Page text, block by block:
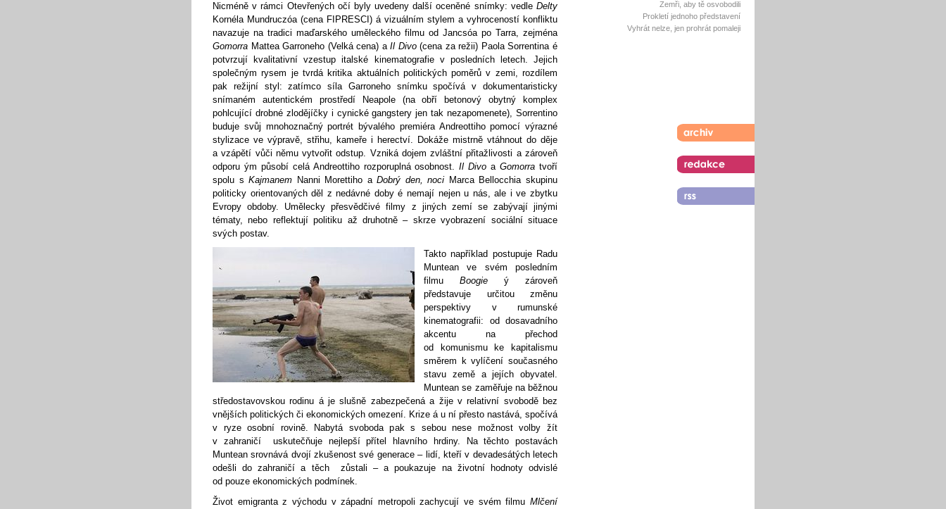
Nicméně v rámci Otevřených očí byly uvedeny další oceněné snímky: vedle Delty
Kornéla Mundruczóa (cena FIPRESCI) á vizuálním stylem a vyhroceností konfliktu
navazuje na tradici maďarského uměleckého filmu od Jancsóa po Tarra, zejména
Gomorra Mattea Garroneho (Velká cena) aIl Divo(cena za režii) Paola Sorrentina é
potvrzují kvalitativní vzestup italské kinematografie v posledních letech. Jejich
společným rysem je tvrdá kritika aktuálních politických poměrů v zemi, rozdílem
pak režijní styl: zatímco síla Garroneho snímku spočívá v dokumentaristicky
snímaném autentickém prostředí Neapole (na obří betonový obytný komplex
pohlcující drobné zlodějíčky i cynické gangstery jen tak nezapomenete), Sorrentino
buduje svůj mnohoznačný portrét bývalého premiéra Andreottiho pomocí výrazné
stylizace ve výpravě, střihu, kameře i herectví. Dokáže mistrně vtáhnout do děje
a vzápětí vůči němu vytvořit odstup. Vzniká dojem zvláštní přitažlivosti a zároveň
odporu ým působí celá Andreottiho rozporuplná osobnost.Il Divo aGomorra tvoří
spolu sKajmanem Nanni Morettiho aDobrý den, noci Marca Bellocchia skupinu
politicky orientovaných děl z nedávné doby é nemají nejen u nás, ale i ve zbytku
Evropy obdoby. Umělecky přesvědčivé filmy z jiných zemí se zabývají jinými
tématy, nebo reflektují politiku až druhotně – skrze vyobrazení sociální situace
svých postav.
Takto například postupuje Radu
Muntean ve svém posledním
filmu Boogie ý zároveň
představuje určitou změnu
perspektivy v rumunské
kinematografii: od dosavadního
akcentu na přechod
od komunismu ke kapitalismu
směrem k vylíčení současného
stavu země a jejích obyvatel.
Muntean se zaměřuje na běžnou
středostavovskou rodinu á je slušně zabezpečená a žije v relativní svobodě bez
vnějších politických či ekonomických omezení. Krize á u ní přesto nastává, spočívá
v ryze osobní rovině. Nabytá svoboda pak s sebou nese možnost volby žít
v zahraničí uskutečňuje nejlepší přítel hlavního hrdiny. Na těchto postavách
Muntean srovnává dvojí zkušenost své generace – lidí, kteří v devadesátých letech
odešli do zahraničí a těch zůstali – a poukazuje na životní hodnoty odvislé
od pouze ekonomických podmínek.
Život emigranta z východu v západní metropoli zachycují ve svém filmu Mlčení
Zemři, aby tě osvobodili
Prokletí jednoho představení
Vyhrát nelze, jen prohrát pomaleji